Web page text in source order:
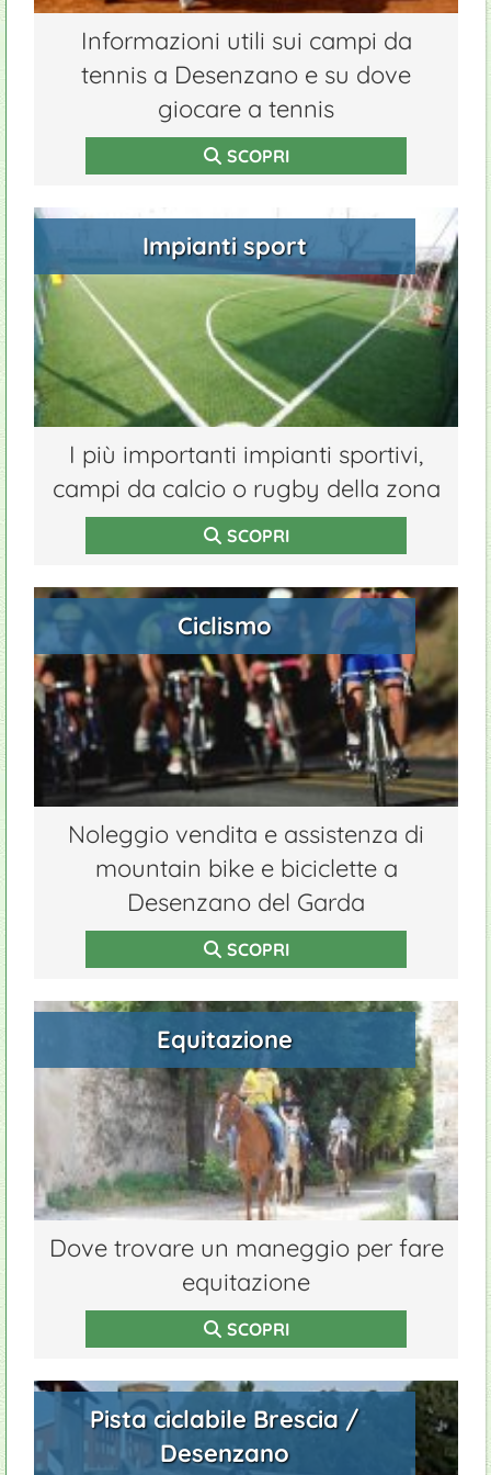
Informazioni utili sui campi da
tennis a Desenzano e su dove
giocare a tennis
SCOPRI
Impianti sport
I più importanti impianti sportivi,
campi da calcio o rugby della zona
SCOPRI
Ciclismo
Noleggio vendita e assistenza di
mountain bike e biciclette a
Desenzano del Garda
SCOPRI
Equitazione
Dove trovare un maneggio per fare
equitazione
SCOPRI
Pista ciclabile Brescia /
Desenzano